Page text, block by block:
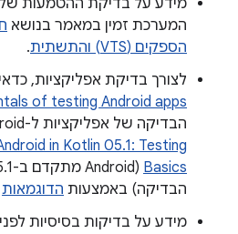
המערכת זמין במאמר בנושא
הספקים (VTS) והתשתית
.
לצורך בדיקת אפליקציות,
of testing Android apps
הבדיקה של אפליקציות ל-Android) ולעבור על
in Kotlin 05.1: Testing
Basics
הבדיקה) באמצעות הדוגמאות
מידע על בדיקות בסיסיות